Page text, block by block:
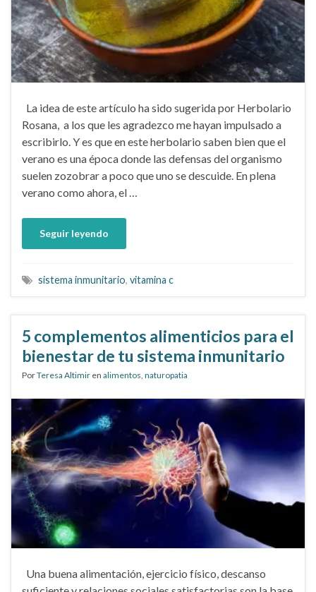
La idea de este artículo ha sido sugerida por Herbolario
Rosana, a los que les agradezco me hayan impulsado a
escribirlo. Y es que en este herbolario saben bien que el
verano es una época donde las defensas del organismo
suelen zozobrar a poco que uno se descuide. En plena
verano como ahora, el …
Seguir leyendo
sistema inmunitario, vitamina c
5 complementos alimenticios para el
bienestar de tu sistema inmunitario
PorTeresa Altimir en alimentos naturopatia
Una buena alimentación, ejercicio físico, descanso